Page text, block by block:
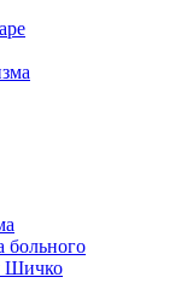
больного
Шичко